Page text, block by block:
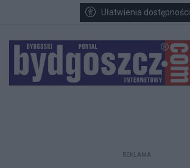
Przejdź do głównych treści
Przejdź do wyszukiwarki
Przejdź do głównego menuUłatwienia dostępności
REKLAMA